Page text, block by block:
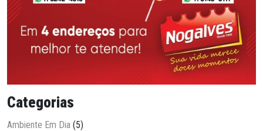
Categorias
Ambiente Em Dia (5)